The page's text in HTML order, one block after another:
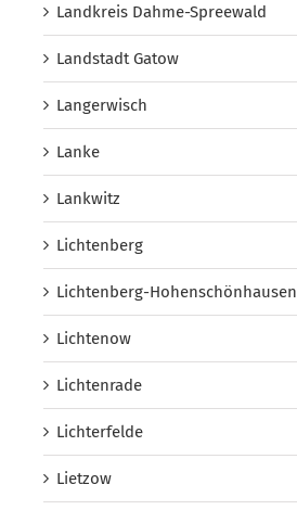
Landkreis Dahme-Spreewald
Landstadt Gatow
Langerwisch
Lanke
Lankwitz
Lichtenberg
Lichtenberg-Hohenschönhausen
Lichtenow
Lichtenrade
Lichterfelde
Lietzow